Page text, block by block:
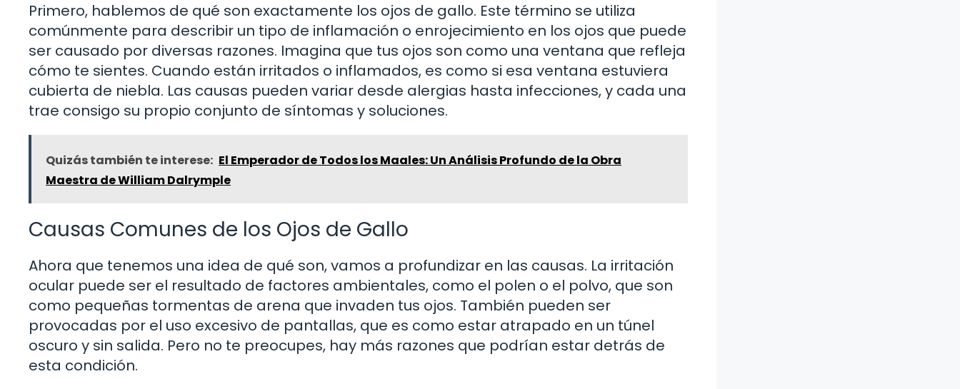
Primero, hablemos de qué son exactamente los ojos de gallo. Este término se utiliza
comúnmente para describir un tipo de inflamación o enrojecimiento en los ojos que puede
ser causado por diversas razones. Imagina que tus ojos son como una ventana que refleja
cómo te sientes. Cuando están irritados o inflamados, es como si esa ventana estuviera
cubierta de niebla. Las causas pueden variar desde alergias hasta infecciones, y cada una
trae consigo su propio conjunto de síntomas y soluciones.
Quizás también te interese: El Emperador de Todos los Maales: Un Análisis Profundo de la Obra
Maestra de William Dalrymple
Causas Comunes de los Ojos de Gallo
Ahora que tenemos una idea de qué son, vamos a profundizar en las causas. La irritación
ocular puede ser el resultado de factores ambientales, como el polen o el polvo, que son
como pequeñas tormentas de arena que invaden tus ojos. También pueden ser
provocadas por el uso excesivo de pantallas, que es como estar atrapado en un túnel
oscuro y sin salida. Pero no te preocupes, hay más razones que podrían estar detrás de
esta condición.